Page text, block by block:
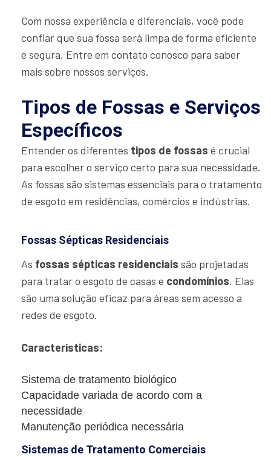
Com nossa experiência e diferenciais, você pode
confiar que sua fossa será limpa de forma eficiente
e segura. Entre em contato conosco para saber
mais sobre nossos serviços.
Tipos de Fossas e Serviços
Específicos
Entender os diferentes tipos de fossas é crucial
para escolher o serviço certo para sua necessidade.
As fossas são sistemas essenciais para o tratamento
de esgoto em residências, comércios e indústrias.
Fossas Sépticas Residenciais
As fossas sépticas residenciais são projetadas
para tratar o esgoto de casas e condomínios. Elas
são uma solução eficaz para áreas sem acesso a
redes de esgoto.
Características:
Sistema de tratamento biológico
Capacidade variada de acordo com a
necessidade
Manutenção periódica necessária
Sistemas de Tratamento Comerciais